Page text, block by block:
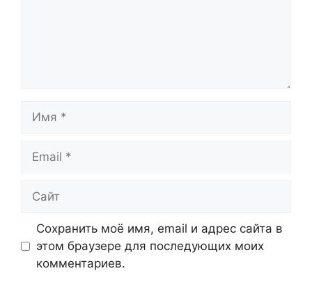
Сохранить моё имя, email и адрес сайта в
этом браузере для последующих моих
комментариев.